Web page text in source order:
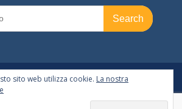
PNRR
Tutte le notizie
sito web utilizza cookie. La nostra